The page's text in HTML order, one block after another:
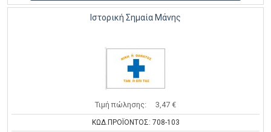
Ιστορική Σημαία Μάνης
Τιμή πώλησης: 3,47 €
ΚΩΔ.ΠΡΟΪΟΝΤΟΣ: 708-103